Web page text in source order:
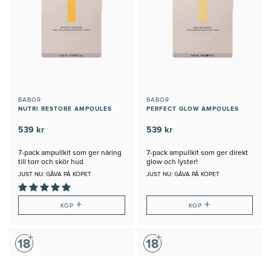
BABOR
NUTRI RESTORE AMPOULES
539 kr
7-pack ampullkit som ger näring
till torr och skör hud
JUST NU: GÅVA PÅ KÖPET
KÖP+
BABOR
PERFECT GLOW AMPOULES
539 kr
7-pack ampullkit som ger direkt
glow och lyster!
JUST NU: GÅVA PÅ KÖPET
KÖP +